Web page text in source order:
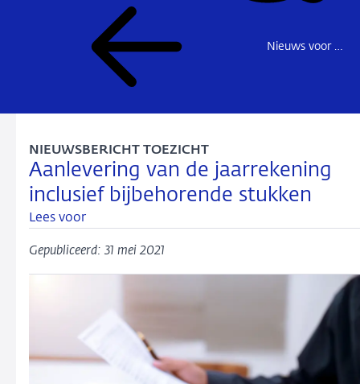
Nieuws voor de sector
Aanlevering van de jaarrekening
inclusief bijbehorende stukken
NIEUWSBERICHT TOEZICHT
Lees voor
Gepubliceerd: 31 mei 2021